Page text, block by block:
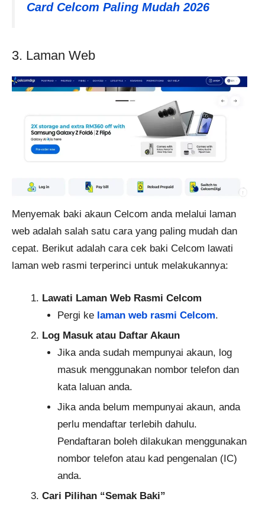
Card Celcom Paling Mudah 2026
3. Laman Web
Menyemak baki akaun Celcom anda melalui laman
web adalah salah satu cara yang paling mudah dan
cepat. Berikut adalah cara cek baki Celcom lawati
laman web rasmi terperinci untuk melakukannya:
Lawati Laman Web Rasmi Celcom
Pergi ke laman web rasmi Celcom.
Log Masuk atau Daftar Akaun
Jika anda sudah mempunyai akaun, log
masuk menggunakan nombor telefon dan
kata laluan anda.
Jika anda belum mempunyai akaun, anda
perlu mendaftar terlebih dahulu.
Pendaftaran boleh dilakukan menggunakan
nombor telefon atau kad pengenalan (IC)
anda.
Cari Pilihan “Semak Baki”